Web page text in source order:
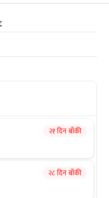
२१ दिन बाँकी
२८ दिन बाँकी